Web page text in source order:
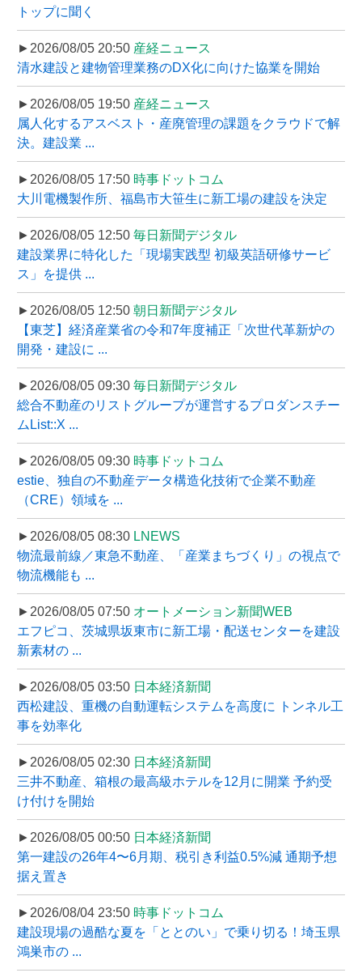
トップに聞く
►2026/08/05 20:50 産経ニュース
清水建設と建物管理業務のDX化に向けた協業を開始
►2026/08/05 19:50 産経ニュース
属人化するアスベスト・産廃管理の課題をクラウドで解
決。建設業 ...
►2026/08/05 17:50 時事ドットコム
大川電機製作所、福島市大笹生に新工場の建設を決定
►2026/08/05 12:50 毎日新聞デジタル
建設業界に特化した「現場実践型 初級英語研修サービ
ス」を提供 ...
►2026/08/05 12:50 朝日新聞デジタル
【東芝】経済産業省の令和7年度補正「次世代革新炉の
開発・建設に ...
►2026/08/05 09:30 毎日新聞デジタル
総合不動産のリストグループが運営するプロダンスチー
ムList::X ...
►2026/08/05 09:30 時事ドットコム
estie、独自の不動産データ構造化技術で企業不動産
（CRE）領域を ...
►2026/08/05 08:30 LNEWS
物流最前線／東急不動産、「産業まちづくり」の視点で
物流機能も ...
►2026/08/05 07:50 オートメーション新聞WEB
エフピコ、茨城県坂東市に新工場・配送センターを建設
新素材の ...
►2026/08/05 03:50 日本経済新聞
西松建設、重機の自動運転システムを高度に トンネル工
事を効率化
►2026/08/05 02:30 日本経済新聞
三井不動産、箱根の最高級ホテルを12月に開業 予約受
け付けを開始
►2026/08/05 00:50 日本経済新聞
第一建設の26年4〜6月期、税引き利益0.5%減 通期予想
据え置き
►2026/08/04 23:50 時事ドットコム
建設現場の過酷な夏を「ととのい」で乗り切る！埼玉県
鴻巣市の ...